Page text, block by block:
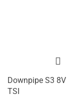
Downpipe S3
TSI